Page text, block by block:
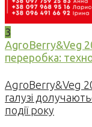
3
AgroBerry&Veg
переробка:
AgroBerry&Veg
галузі
події року